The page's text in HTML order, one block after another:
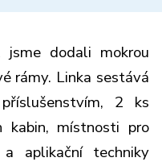
jsme dodali mokrou
rámy. Linka sestává
2 ks
kabin, místnosti pro
aplikační techniky